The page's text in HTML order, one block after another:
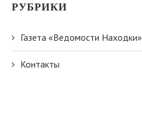
РУБРИКИ
Газета «Ведомости Находки»
Контакты